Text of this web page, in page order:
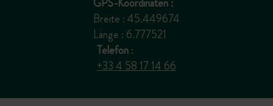
Breite : 45.449674
Länge : 6.777521
Telefon:
+33 4 58 17 14 66